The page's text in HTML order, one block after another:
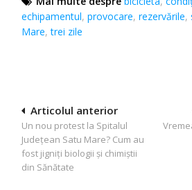
echipamentul,provocare,rezervările,
Mare,trei zile
Navigare
în
articole
Articolul anterior
Un nou protest la Spitalul
Județean Satu Mare? Cum au
fost jigniți biologii și chimiștii
din Sănătate